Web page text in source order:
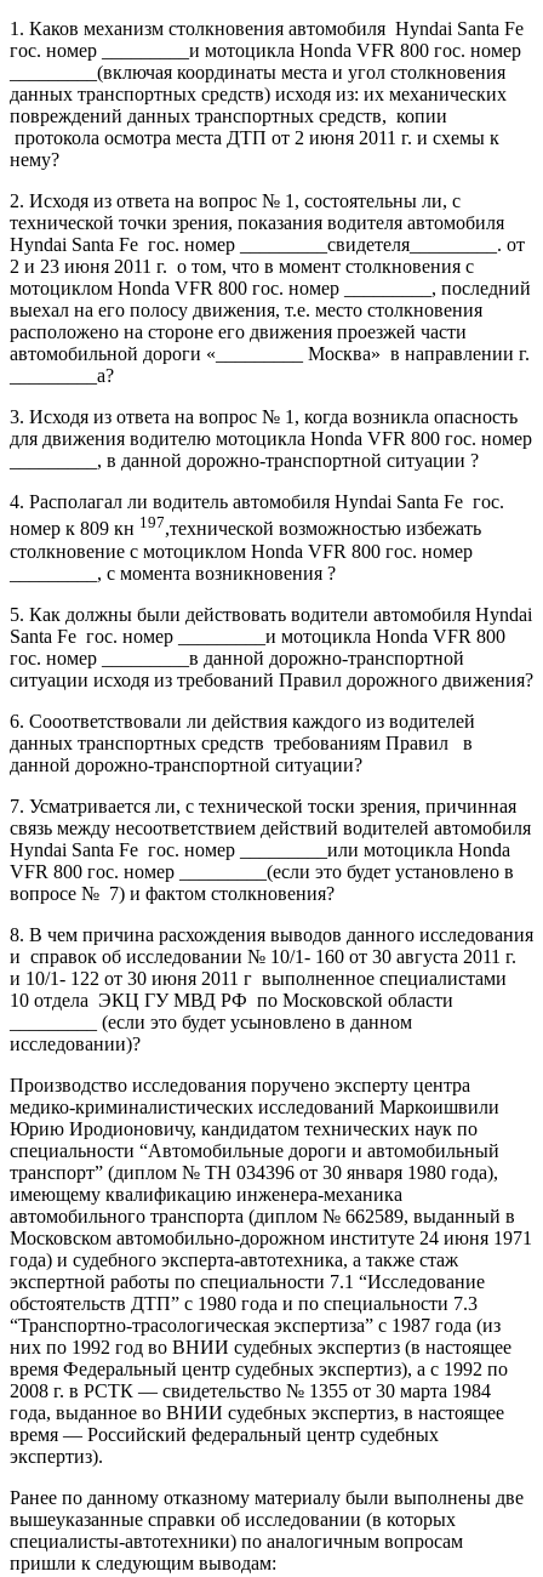
1. Каков механизм столкновения автомобиля Hyndai Santa Fe
гос. номер _________и мотоцикла Hondа VFR 800 гос. номер
_________(включая координаты места и угол столкновения
данных транспортных средств) исходя из: их механических
повреждений данных транспортных средств, копии
протокола осмотра места ДТП от 2 июня 2011 г. и схемы к
нему?
2. Исходя из ответа на вопрос № 1, состоятельны ли, с
технической точки зрения, показания водителя автомобиля
Hyndai Santa Fe гос. номер _________свидетеля_________. от
2 и 23 июня 2011 г. о том, что в момент столкновения с
мотоциклом Hondа VFR 800 гос. номер _________, последний
выехал на его полосу движения, т.е. место столкновения
расположено на стороне его движения проезжей части
автомобильной дороги «_________ Москва» в направлении г.
_________а?
3. Исходя из ответа на вопрос № 1, когда возникла опасность
для движения водителю мотоцикла Hondа VFR 800 гос. номер
_________, в данной дорожно-транспортной ситуации ?
4. Располагал ли водитель автомобиля Hyndai Santa Fe гос.
номер к 809 кн 197,технической возможностью избежать
столкновение с мотоциклом Hondа VFR 800 гос. номер
_________, с момента возникновения ?
5. Как должны были действовать водители автомобиля Hyndai
Santa Fe гос. номер _________и мотоцикла Hondа VFR 800
гос. номер _________в данной дорожно-транспортной
ситуации исходя из требований Правил дорожного движения?
6. Сооответствовали ли действия каждого из водителей
данных транспортных средств требованиям Правил в
данной дорожно-транспортной ситуации?
7. Усматривается ли, с технической тоски зрения, причинная
связь между несоответствием действий водителей автомобиля
Hyndai Santa Fe гос. номер _________или мотоцикла Hondа
VFR 800 гос. номер _________(если это будет установлено в
вопросе № 7) и фактом столкновения?
8. В чем причина расхождения выводов данного исследования
и справок об исследовании № 10/1- 160 от 30 августа 2011 г.
и 10/1- 122 от 30 июня 2011 г выполненное специалистами
10 отдела ЭКЦ ГУ МВД РФ по Московской области
_________ (если это будет усыновлено в данном
исследовании)?
Производство исследования поручено эксперту центра
медико-криминалистических исследований Маркоишвили
Юрию Иродионовичу, кандидатом технических наук по
специальности “Автомобильные дороги и автомобильный
транспорт” (диплом № ТН 034396 от 30 января 1980 года),
имеющему квалификацию инженера-механика
автомобильного транспорта (диплом № 662589, выданный в
Московском автомобильно-дорожном институте 24 июня 1971
года) и судебного эксперта-автотехника, а также стаж
экспертной работы по специальности 7.1 “Исследование
обстоятельств ДТП” с 1980 года и по специальности 7.3
“Транспортно-трасологическая экспертиза” с 1987 года (из
них по 1992 год во ВНИИ судебных экспертиз (в настоящее
время Федеральный центр судебных экспертиз), а с 1992 по
2008 г. в РСТК — свидетельство № 1355 от 30 марта 1984
года, выданное во ВНИИ судебных экспертиз, в настоящее
время — Российский федеральный центр судебных
экспертиз).
Ранее по данному отказному материалу были выполнены две
вышеуказанные справки об исследовании (в которых
специалисты-автотехники) по аналогичным вопросам
пришли к следующим выводам: